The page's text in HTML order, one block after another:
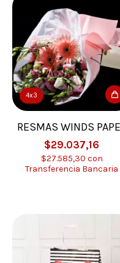
4x3
RESMAS WINDS
$29.037,16
$27.585,30 con
Transferencia Bancaria